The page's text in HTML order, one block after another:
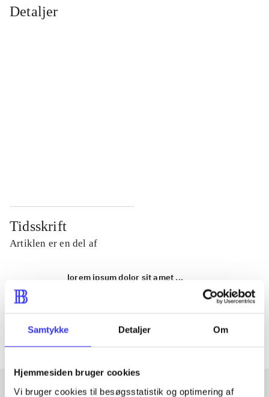
Samtykke Detaljer Om
Hjemmesiden bruger cookies
Vi bruger cookies til besøgsstatistik og optimering af
Detaljer
Tidsskrift
Artiklen er en del af
lorem ipsum dolor sit amet ...